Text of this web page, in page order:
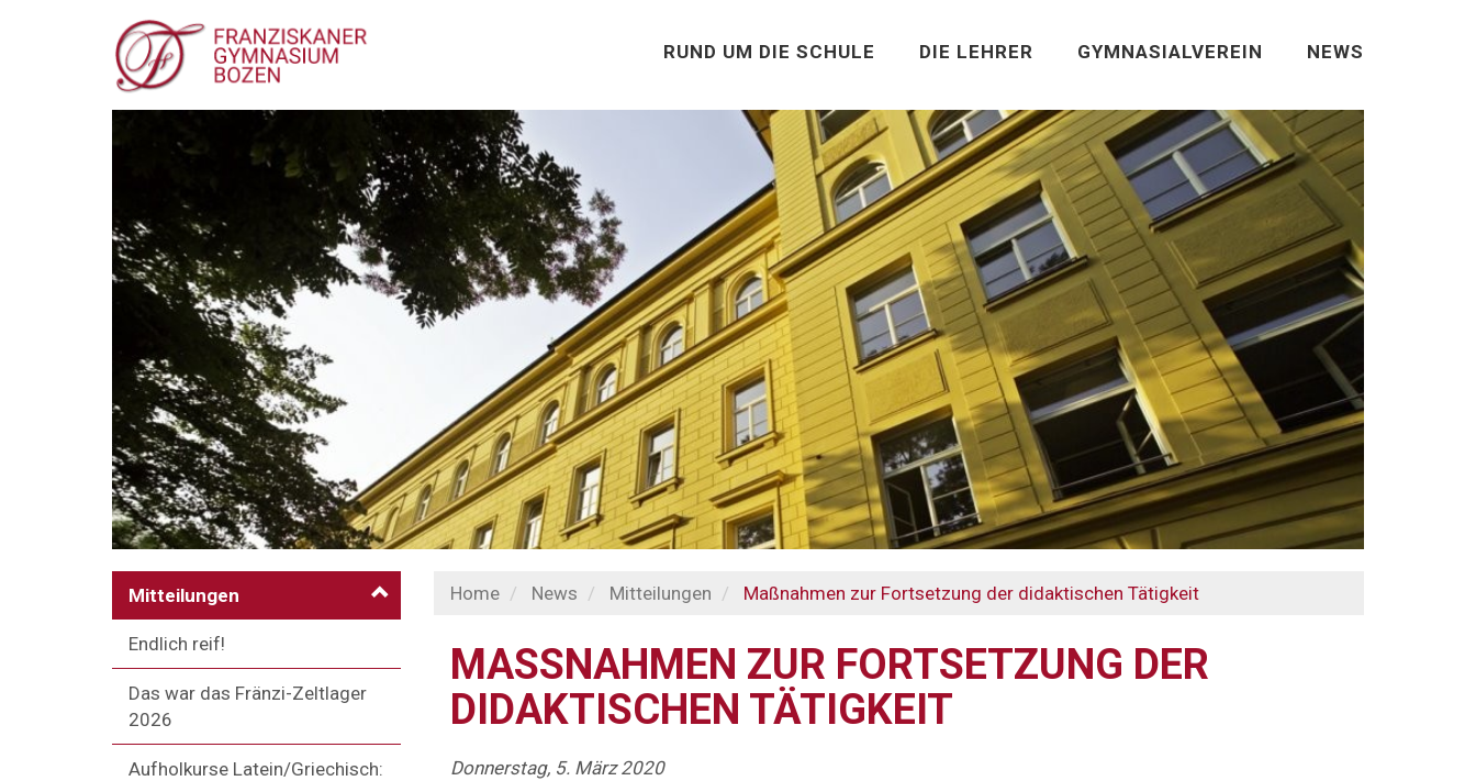
RUND UM DIE SCHULE DIE LEHRER GYMNASIALVEREIN NEWS
Mitteilungen
Endlich reif!
Das war das Fränzi-Zeltlager
2026
Aufholkurse Latein/Griechisch:
Home News Mitteilungen Maßnahmen zur Fortsetzung der didaktischen Tätigkeit
MASSNAHMEN ZUR FORTSETZUNG DER D
IDAKTISCHEN TÄTIGKEIT
Donnerstag, 5. März 2020